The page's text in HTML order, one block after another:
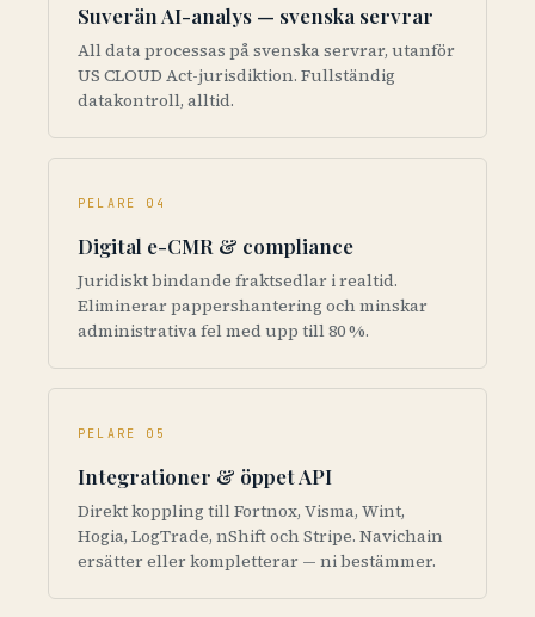
Suverän AI-analys — svenska servrar
All data processas på svenska servrar, utanför
US CLOUD Act-jurisdiktion. Fullständig
datakontroll, alltid.
PELARE 04
Digital e-CMR & compliance
Juridiskt bindande fraktsedlar i realtid.
Eliminerar pappershantering och minskar
administrativa fel med upp till 80 %.
PELARE 05
Integrationer & öppet API
Direkt koppling till Fortnox, Visma, Wint,
Hogia, LogTrade, nShift och Stripe. Navichain
ersätter eller kompletterar — ni bestämmer.